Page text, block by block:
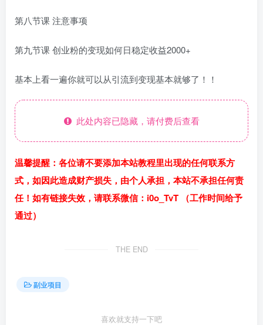
第八节课 注意事项
第九节课 创业粉的变现如何日稳定收益2000+
基本上看一遍你就可以从引流到变现基本就够了！！
此处内容已隐藏，请付费后查看
温馨提醒：各位请不要添加本站教程里出现的任何联系方
式，如因此造成财产损失，由个人承担，本站不承担任何责
任！如有链接失效，请联系微信：i0o_TvT （工作时间给予
通过）
THE END
副业项目
喜欢就支持一下吧